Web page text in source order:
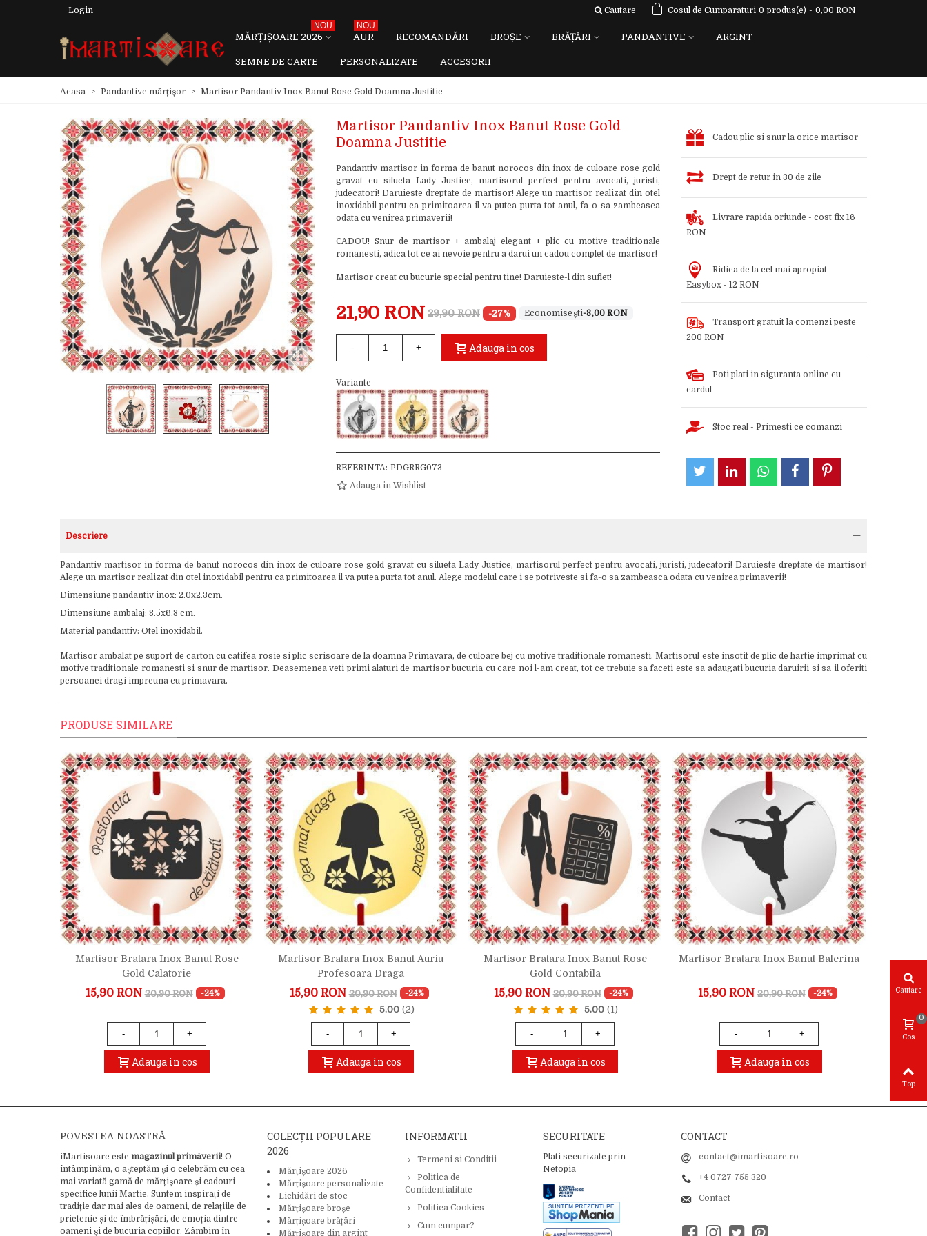
Login Cautare Cosul de Cumparaturi 0 produs(e) - 0,00 RON
MĂRȚIȘOARE 2026
NOU
AUR
NOU
RECOMANDĂRI BROȘE BRĂȚĂRI PANDANTIVE
ARGINT
SEMNE DE CARTE
PERSONALIZATE ACCESORII
Acasa > Pandantive mărțișor > Martisor Pandantiv Inox Banut Rose Gold Doamna Justitie
Martisor Pandantiv Inox Banut Rose Gold
Doamna Justitie
Pandantiv martisor in forma de banut norocos din inox de culoare rose gold
gravat cu silueta Lady Justice, martisorul perfect pentru avocati, juristi,
judecatori! Daruieste dreptate de martisor! Alege un martisor realizat din otel
inoxidabil pentru ca primitoarea il va putea purta tot anul, fa-o sa zambeasca
odata cu venirea primaverii!
CADOU! Snur de martisor + ambalaj elegant + plic cu motive traditionale
romanesti, adica tot ce ai nevoie pentru a darui un cadou complet de martisor!
Martisor creat cu bucurie special pentru tine! Daruieste-l din suflet!
21,90 RON 29,90 RON -27% -8,00 RON
- + Adauga in cos
Variante
REFERINTA: PDGRRG073
Adauga in Wishlist
Cadou plic si snur la orice martisor
Drept de retur in 30 de zile
Livrare rapida oriunde - cost fix 16
RON
Ridica de la cel mai apropiat
Easybox - 12 RON
Transport gratuit la comenzi peste
200 RON
Poti plati in siguranta online cu
cardul
Stoc real - Primesti ce comanzi
Descriere
Pandantiv martisor in forma de banut norocos din inox de culoare rose gold gravat cu silueta Lady Justice, martisorul perfect pentru avocati, juristi, judecatori! Daruieste dreptate de martisor!
Alege un martisor realizat din otel inoxidabil pentru ca primitoarea il va putea purta tot anul. Alege modelul care i se potriveste si fa-o sa zambeasca odata cu venirea primaverii!
Dimensiune pandantiv inox: 2.0x2.3cm.
Dimensiune ambalaj: 8.5x6.3 cm.
Material pandantiv: Otel inoxidabil.
Martisor ambalat pe suport de carton cu catifea rosie si plic scrisoare de la doamna Primavara, de culoare bej cu motive traditionale romanesti. Martisorul este insotit de plic de hartie imprimat cu
motive traditionale romanesti si snur de martisor. Deasemenea veti primi alaturi de martisor bucuria cu care noi l-am creat, tot ce trebuie sa faceti este sa adaugati bucuria daruirii si sa il oferiti
persoanei dragi impreuna cu primavara.
PRODUSE SIMILARE
Martisor Bratara Inox Banut Rose
Gold Calatorie
15,90 RON 20,90 RON -24%
- +
Adauga in cos
Martisor Bratara Inox Banut Auriu
Profesoara Draga
15,90 RON 20,90 RON -24%
5.00 (2)
- +
Adauga in cos
Martisor Bratara Inox Banut Rose
Gold Contabila
15,90 RON 20,90 RON -24%
5.00 (1)
- +
Adauga in cos
Martisor Bratara Inox Banut Balerina
15,90 RON 20,90 RON -24%
- +
Adauga in cos
POVESTEA NOASTRĂ
iMartisoare este magazinul primăverii! O
întâmpinăm, o așteptăm și o celebrăm cu cea
mai variată gamă de mărțișoare și cadouri
specifice lunii Martie. Suntem inspirați de
tradiție dar mai ales de oameni, de relațiile de
prietenie și de îmbrățișări, de emoția dintre
oameni și de bucuria copiilor. Zâmbim în
COLECȚII POPULARE
2026
Mărțișoare 2026
Mărțișoare personalizate
Lichidări de stoc
Mărțișoare broșe
Mărțișoare brățări
Mărțișoare din argint
INFORMATII
Termeni si Conditii
Politica de
Confidentialitate
Politica Cookies
Cum cumpar?
SECURITATE
Plati securizate prin
Netopia
CONTACT
contact@imartisoare.ro
+4 0727 755 320
Contact
Cautare
Cos
0
Top